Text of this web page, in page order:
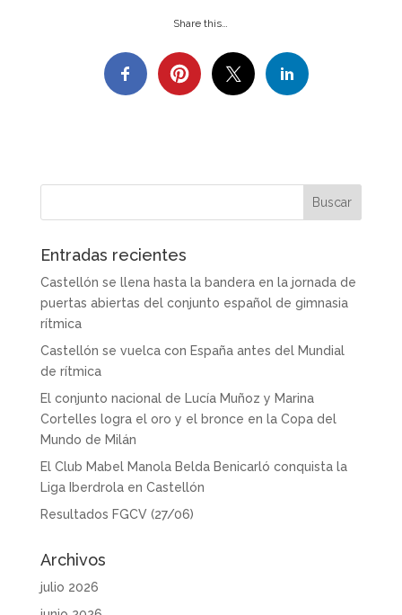
Share this…
Entradas recientes
Castellón se llena hasta la bandera en la jornada de
puertas abiertas del conjunto español de gimnasia
rítmica
Castellón se vuelca con España antes del Mundial
de rítmica
El conjunto nacional de Lucía Muñoz y Marina
Cortelles logra el oro y el bronce en la Copa del
Mundo de Milán
El Club Mabel Manola Belda Benicarló conquista la
Liga Iberdrola en Castellón
Resultados FGCV (27/06)
Archivos
julio 2026